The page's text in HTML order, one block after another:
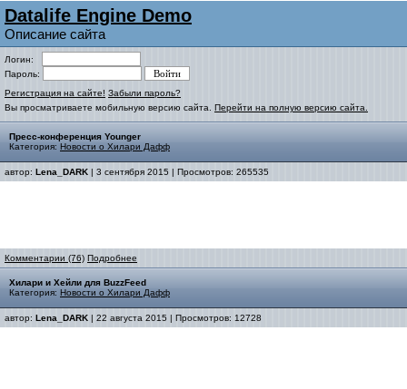
Datalife Engine Demo
Описание сайта
Логин:
Пароль:
Регистрация на сайте! Забыли пароль?
Вы просматриваете мобильную версию сайта. Перейти на полную версию сайта.
Пресс-конференция Younger
Категория: Новости о Хилари Дафф
автор: Lena_DARK | 3 сентября 2015 | Просмотров: 265535
Комментарии (76) Подробнее
Хилари и Хейли для BuzzFeed
Категория: Новости о Хилари Дафф
автор: Lena_DARK | 22 августа 2015 | Просмотров: 12728